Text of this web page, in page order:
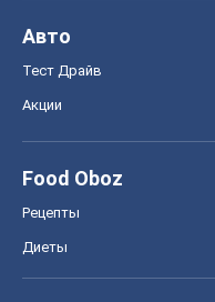
Авто
Тест Драйв
Акции
Food Oboz
Рецепты
Диеты